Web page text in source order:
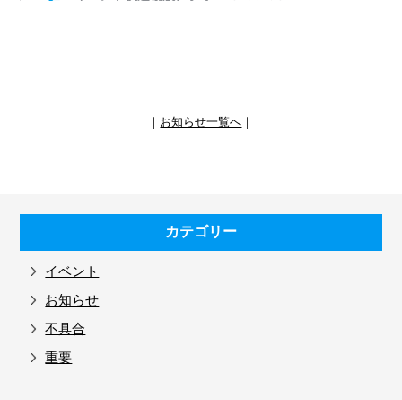
｜ お知らせ一覧へ ｜
カテゴリー
イベント
お知らせ
不具合
重要